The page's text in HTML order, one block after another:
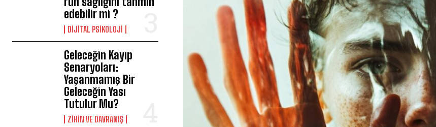
edebilir mi ?
DIJITAL PSIKOLOJI
Geleceğin Kayıp
Senaryoları:
Yaşanmamış Bir
Geleceğin Yası
Tutulur Mu?
⁠ZIHIN VE DAVRANIŞ